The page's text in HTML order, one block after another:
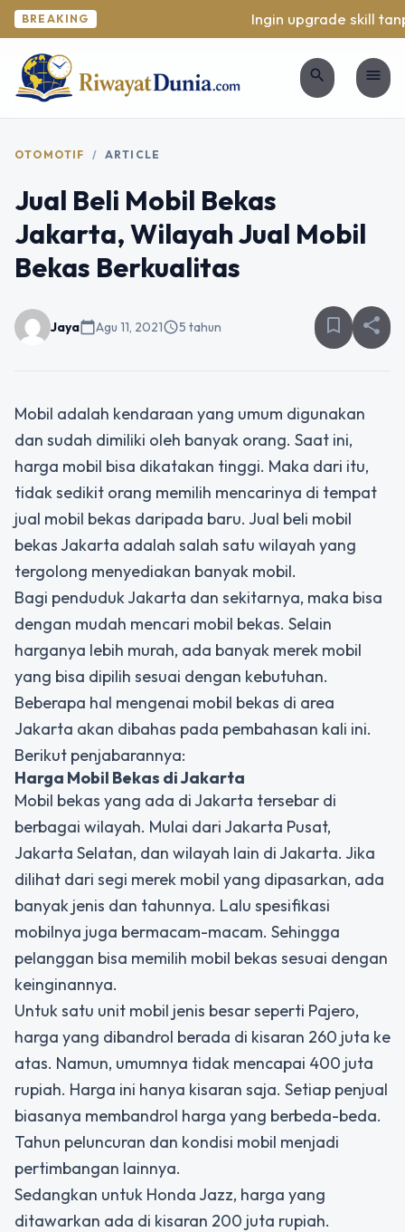
BREAKING Ingin upgrade skill
search menu
OTOMOTIF / ARTICLE
Jual Beli Mobil Bekas
Jakarta, Wilayah Jual Mobil
Bekas Berkualitas
Jayacalendar_todayAgu 11, 2021schedule5 tahun bookmark_border share
Mobil adalah kendaraan yang umum digunakan
dan sudah dimiliki oleh banyak orang. Saat ini,
harga mobil bisa dikatakan tinggi. Maka dari itu,
tidak sedikit orang memilih mencarinya di tempat
jual mobil bekas daripada baru. Jual beli mobil
bekas Jakarta adalah salah satu wilayah yang
tergolong menyediakan banyak mobil.
Bagi penduduk Jakarta dan sekitarnya, maka bisa
dengan mudah mencari mobil bekas. Selain
harganya lebih murah, ada banyak merek mobil
yang bisa dipilih sesuai dengan kebutuhan.
Beberapa hal mengenai mobil bekas di area
Jakarta akan dibahas pada pembahasan kali ini.
Berikut penjabarannya:
Harga Mobil Bekas di Jakarta
Mobil bekas yang ada di Jakarta tersebar di
berbagai wilayah. Mulai dari Jakarta Pusat,
Jakarta Selatan, dan wilayah lain di Jakarta. Jika
dilihat dari segi merek mobil yang dipasarkan, ada
banyak jenis dan tahunnya. Lalu spesifikasi
mobilnya juga bermacam-macam. Sehingga
pelanggan bisa memilih mobil bekas sesuai dengan
keinginannya.
Untuk satu unit mobil jenis besar seperti Pajero,
harga yang dibandrol berada di kisaran 260 juta ke
atas. Namun, umumnya tidak mencapai 400 juta
rupiah. Harga ini hanya kisaran saja. Setiap penjual
biasanya membandrol harga yang berbeda-beda.
Tahun peluncuran dan kondisi mobil menjadi
pertimbangan lainnya.
Sedangkan untuk Honda Jazz, harga yang
ditawarkan ada di kisaran 200 juta rupiah.